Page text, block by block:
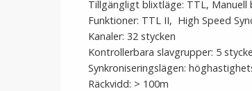
Tillgängligt blixtläge: TTL,
Funktioner: TTL II, High Speed
Kanaler: 32 stycken
Kontrollerbara slavgrupper: 5
Synkroniseringslägen:
Räckvidd: > 100m